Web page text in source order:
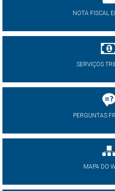
NOTA FISCAL
SERVIÇOS
PERGUNTAS
MAPA DO